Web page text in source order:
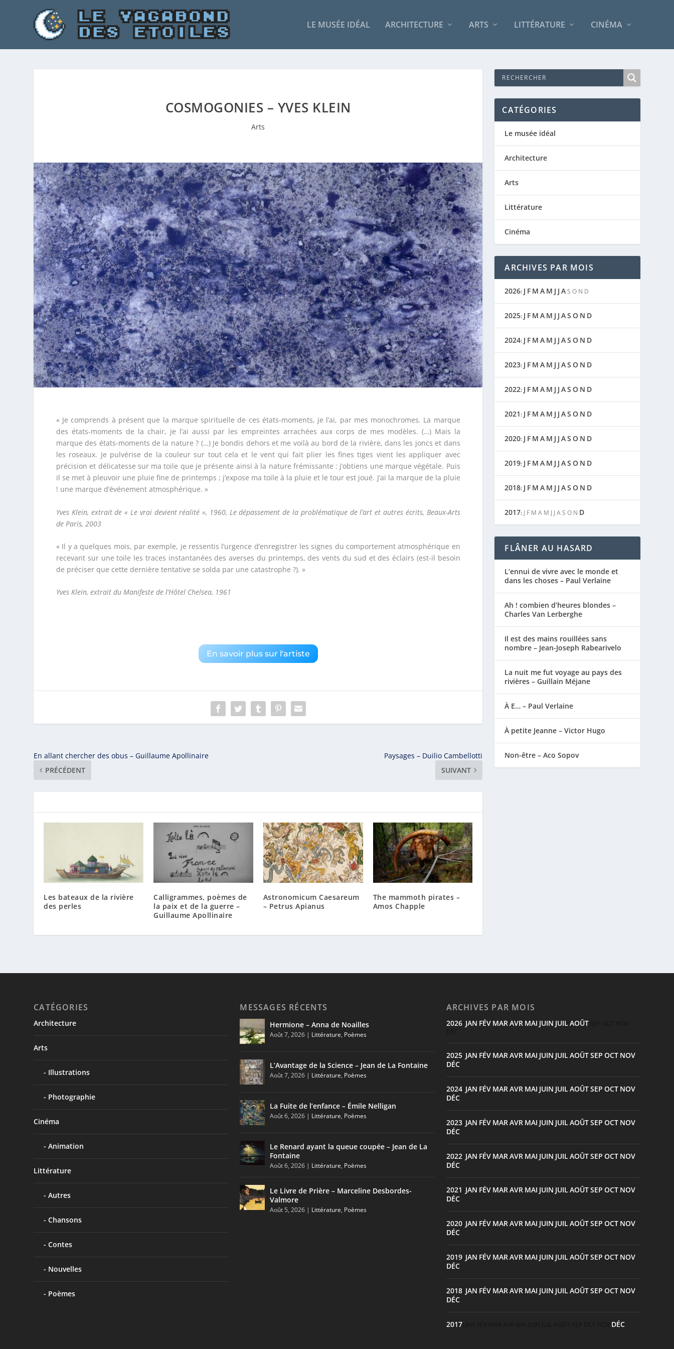
LE MUSÉE IDÉAL ARCHITECTURE ARTS LITTÉRATURE CINÉMA
COSMOGONIES – YVES KLEIN
Arts
« Je comprends à présent que la marque spirituelle de ces états-moments, je l’ai, par mes monochromes. La marque
des états-moments de la chair, je l’ai aussi par les empreintes arrachées aux corps de mes modèles. (…) Mais la
marque des états-moments de la nature ? (…) Je bondis dehors et me voilà au bord de la rivière, dans les joncs et dans
les roseaux. Je pulvérise de la couleur sur tout cela et le vent qui fait plier les fines tiges vient les appliquer avec
précision et délicatesse sur ma toile que je présente ainsi à la nature frémissante : j’obtiens une marque végétale. Puis
il se met à pleuvoir une pluie fine de printemps ; j’expose ma toile à la pluie et le tour est joué. J’ai la marque de la pluie
! une marque d’événement atmosphérique. »
Yves Klein, extrait de « Le vrai devient réalité », 1960, Le dépassement de la problématique de l’art et autres écrits, Beaux-Arts
de Paris, 2003
« Il y a quelques mois, par exemple, je ressentis l’urgence d’enregistrer les signes du comportement atmosphérique en
recevant sur une toile les traces instantanées des averses du printemps, des vents du sud et des éclairs (est-il besoin
de préciser que cette dernière tentative se solda par une catastrophe ?). »
Yves Klein, extrait du Manifeste de l’Hôtel Chelsea, 1961
En savoir plus sur l'artiste
En allant chercher des obus – Guillaume Apollinaire
PRÉCÉDENT
Paysages – Duilio Cambellotti
SUIVANT
Les bateaux de la rivière
des perles
Calligrammes, poèmes de
la paix et de la guerre –
Guillaume Apollinaire
Astronomicum Caesareum
– Petrus Apianus
The mammoth pirates –
Amos Chapple
CATÉGORIES
Le musée idéal
Architecture
Arts
Littérature
Cinéma
ARCHIVES PAR MOIS
2026: J F M A M J J AS O N D
2025: J F M A M J J AS O N D
2024: J F M A M J J AS O N D
2023: J F M A M J J AS O N D
2022: J F M A M J J AS O N D
2021: J F M A M J J AS O N D
2020: J F M A M J J AS O N D
2019: J F M A M J J AS O N D
2018: J F M A M J J AS O N D
2017: J F M A M J J AS O N D
FLÂNER AU HASARD
L’ennui de vivre avec le monde et
dans les choses – Paul Verlaine
Ah ! combien d’heures blondes –
Charles Van Lerberghe
Il est des mains rouillées sans
nombre – Jean-Joseph Rabearivelo
La nuit me fut voyage au pays des
rivières – Guillain Méjane
À E… – Paul Verlaine
À petite Jeanne – Victor Hugo
Non-être – Aco Sopov
CATÉGORIES
Architecture
Arts
Illustrations
Photographie
Cinéma
Animation
Littérature
Autres
Chansons
Contes
Nouvelles
Poèmes
MESSAGES RÉCENTS
Hermione – Anna de Noailles
Août 7, 2026 | Littérature, Poèmes
L’Avantage de la Science – Jean de La Fontaine
Août 7, 2026 | Littérature, Poèmes
La Fuite de l’enfance – Émile Nelligan
Août 6, 2026 | Littérature, Poèmes
Le Renard ayant la queue coupée – Jean de La
Fontaine
Août 6, 2026 | Littérature, Poèmes
Le Livre de Prière – Marceline Desbordes-
Valmore
Août 5, 2026 | Littérature, Poèmes
ARCHIVES PAR MOIS
2026: JAN FÉV MAR AVR MAI JUIN JUIL AOÛT
2025: JAN FÉV MAR AVR MAI JUIN JUIL AOÛTSEP OCT NOV
DÉC
2024: JAN FÉV MAR AVR MAI JUIN JUIL AOÛTSEP OCT NOV
DÉC
2023: JAN FÉV MAR AVR MAI JUIN JUIL AOÛTSEP OCT NOV
DÉC
2022: JAN FÉV MAR AVR MAI JUIN JUIL AOÛTSEP OCT NOV
DÉC
2021 JAN FÉV MAR AVR MAI JUIN JUIL AOÛTSEP OCT NOV
DÉC
2020: JAN FÉV MAR AVR MAI JUIN JUIL AOÛTSEP OCT NOV
DÉC
2019: JAN FÉV MAR AVR MAI JUIN JUIL AOÛTSEP OCT NOV
DÉC
2018: JAN FÉV MAR AVR MAI JUIN JUIL AOÛTSEP OCT NOV
DÉC
2017: DÉC